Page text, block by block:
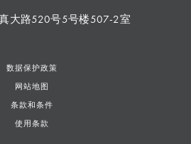
大路520号5号楼507-2室
数据保护政策
网站地图
条款和条件
使用条款